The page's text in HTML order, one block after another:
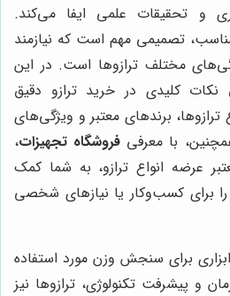
و تحقیقات علمی ایفا می‌کند.
تصمیمی مهم است که نیازمند
مختلف ترازوها است. در این
نکات کلیدی در خرید ترازو دقیق
ترازوها، برندهای معتبر و ویژگی‌های
با معرفی فروشگاه تجهیزات،
عرضه انواع ترازو، به شما کمک
را برای کسب‌وکار یا نیازهای شخصی
ابزاری برای سنجش وزن مورد استفاده
و پیشرفت تکنولوژی، ترازوها نیز